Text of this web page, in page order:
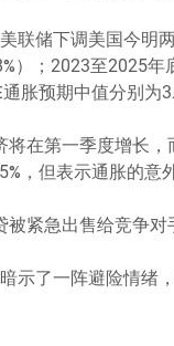
联储下调美国今明
）；2023至2025
胀预期中值分别为
在第一季度增长
，但表示通胀的意
紧急出售给竞争
示了一阵避险情绪